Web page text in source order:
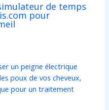
de temps
pour